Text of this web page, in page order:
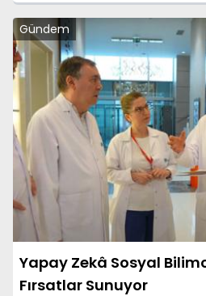
Gündem
Yapay Zekâ Sosyal
Fırsatlar Sunuyor